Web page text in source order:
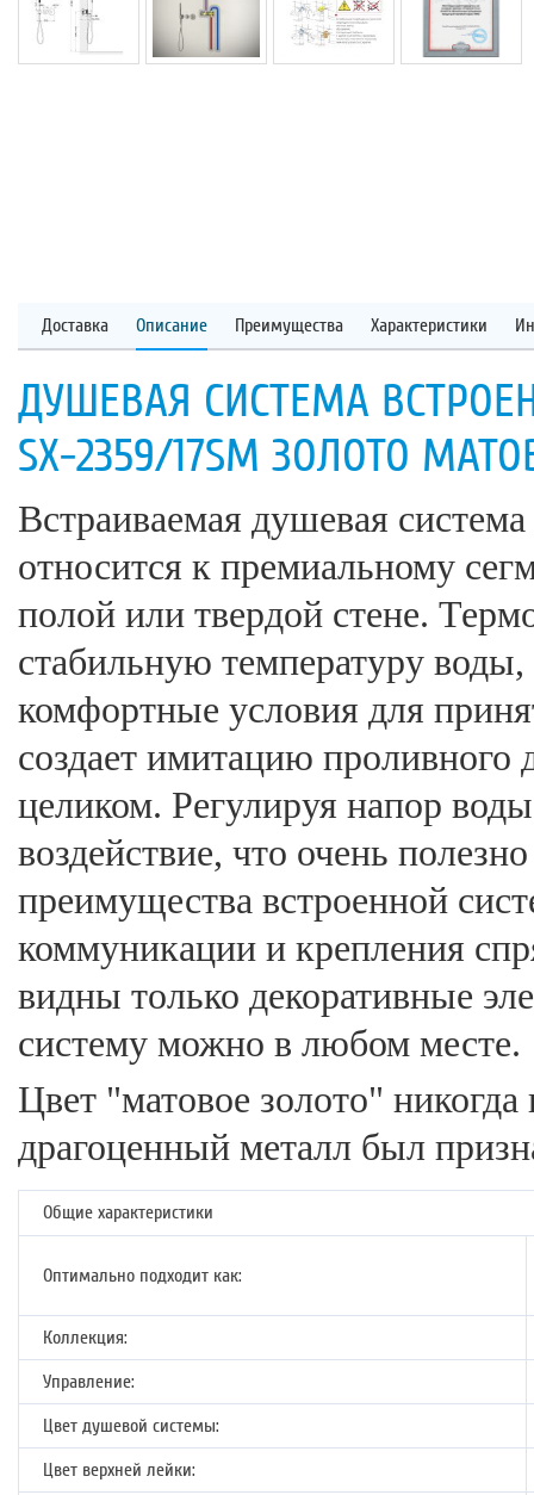
Доставка Описание Преимущества Характеристики
ДУШЕВАЯ СИСТЕМА
SX-2359/17SM ЗОЛОТО
Встраиваемая душевая
относится к премиальному
полой или твердой стене.
стабильную температуру
комфортные условия для
создает имитацию проливного
целиком. Регулируя напор
воздействие, что очень
преимущества встроенной
коммуникации и крепления
видны только декоративные
систему можно в любом месте.
Цвет "матовое золото"
драгоценный металл был
Общие характеристики
Оптимально подходит как:
Коллекция:
Управление:
Цвет душевой системы:
Цвет верхней лейки: